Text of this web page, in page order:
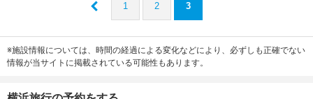
1 2 3
※施設情報については、時間の経過による変化などにより、必ずしも正確でない
情報が当サイトに掲載されている可能性もあります。